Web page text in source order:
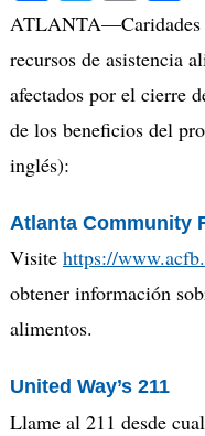
ATLANTA—Caridades
recursos de asistencia
afectados por el cierre
de los beneficios del
inglés):
Atlanta Community
Visite https://
obtener informacións
alimentos.
United Way’s 211
Llame al 211 desde